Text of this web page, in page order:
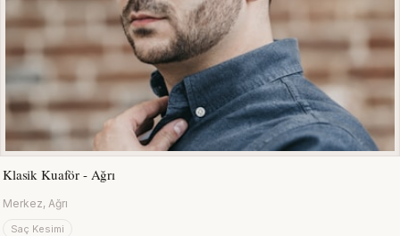
Klasik Kuaför - Ağrı
Merkez, Ağrı
Saç Kesimi